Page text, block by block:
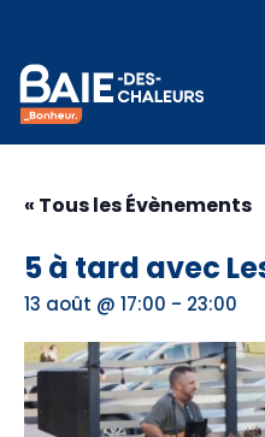
« Tous les Évènements
5 à tard avec
13 août @ 17:00 - 23:00